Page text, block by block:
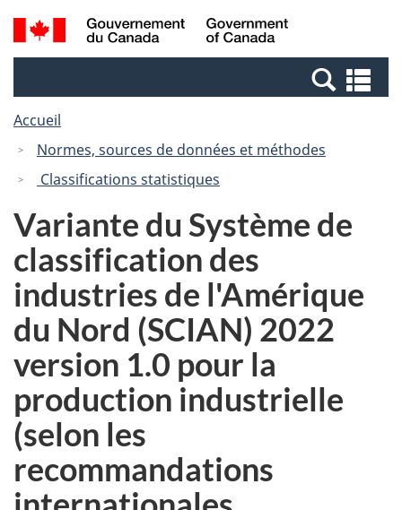
Passer
au
Passer
à
Canada
Recherche
et
et
Accueil
Normes, sources de données et méthodes
Classifications statistiques
Variante du Système de
classification des
industries de l'Amérique
du Nord (SCIAN) 2022
version 1.0 pour la
production industrielle
(selon les
recommandations